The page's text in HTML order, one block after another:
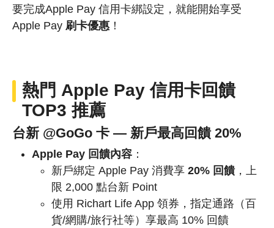
要完成Apple Pay 信用卡綁設定，就能開始享受
Apple Pay 刷卡優惠 ！
熱門 Apple Pay信用卡回饋
TOP3 推薦
台新 @GoGo 卡 — 新戶最高回饋 20%
Apple Pay 回饋內容 ：
新戶綁定 Apple Pay 消費享 20% 回饋，上
限 2,000 點台新 Point
使用 Richart Life App 領券，指定通路（百
貨/網購/旅行社等）享最高 10% 回饋